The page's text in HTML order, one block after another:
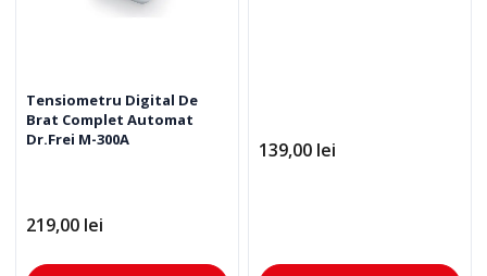
Tensiometru Digital De
Brat Complet Automat
Dr.Frei M-300A
219,00 lei
139,00 lei